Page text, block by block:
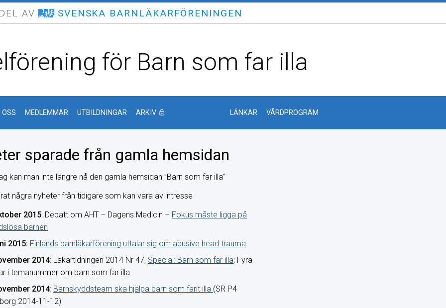
AV SVENSKA BARNLÄKARFÖRENINGEN
för Barn som far illa
MEDLEMMAR UTBILDNINGAR ARKIV lock_outline LÄNKAR VÅRDPROGRAM
sparade från gamla hemsidan
kan man inte längre nå den gamla hemsidan ”Barn som far illa”
några nyheter från tidigare som kan vara av intresse
2015: Debatt om AHT – Dagens Medicin – Fokus måste ligga på
barnen
2015: Finlands barnläkarförening uttalar sig om abusive head trauma
2014: Läkartidningen 2014 Nr 47, Special: Barn som far illa; Fyra
i temanummer om barn som far illa
2014: Barnskyddsteam ska hjälpa barn som farit illa (SR P4
2014-11-12)